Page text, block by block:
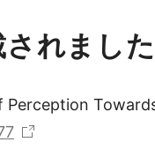
れました
Perception